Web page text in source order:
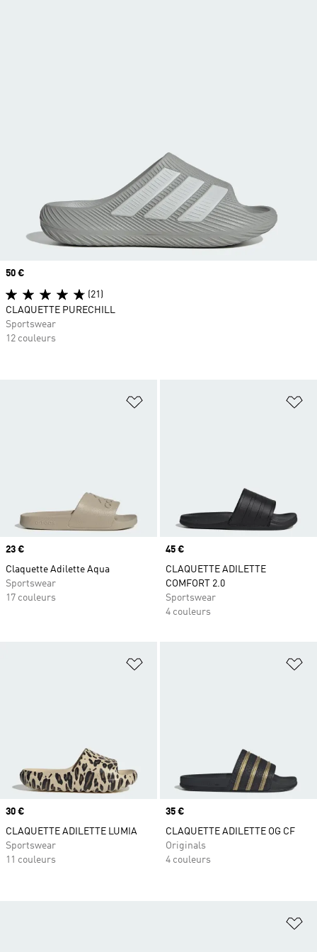
Ajouter à la Liste de produits
Prix
23 €
Claquette Adilette Aqua
Sportswear
17 couleurs
Prix
45 €
CLAQUETTE ADILETTE
COMFORT 2.0
Sportswear
4 couleurs
Ajouter à la Liste de produits
Prix
30 €
CLAQUETTE ADILETTE LUMIA
Sportswear
11 couleurs
Prix
35 €
CLAQUETTE ADILETTE OG CF
Originals
4 couleurs
Prix
50 €
(21)
CLAQUETTE PURECHILL
Sportswear
12 couleurs